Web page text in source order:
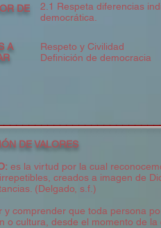
DE
2.1 Respeta diferencias
democrática.
A
Respeto y Civilidad
Definición de democracia
DE VALORES
es la virtud por la cual
creados a imagen de
(Delgado, s.f.)
y comprender que toda persona
o cultura, desde el momento de